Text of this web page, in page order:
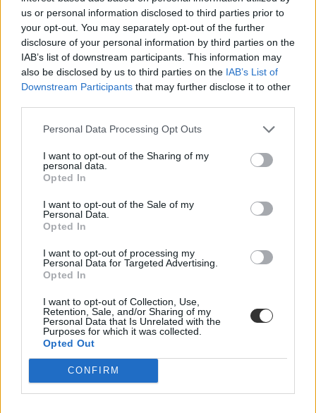
us or personal information disclosed to third parties prior to
your opt-out. You may separately opt-out of the further
disclosure of your personal information by third parties on the
IAB’s list of downstream participants. This information may
also be disclosed by us to third parties on the IAB’s List of
Downstream Participants that may further disclose it to other
Personal Data Processing Opt Outs
I want to opt-out of the Sharing of my
personal data.
Opted In
I want to opt-out of the Sale of my
Personal Data.
Opted In
I want to opt-out of processing my
Personal Data for Targeted Advertising.
Opted In
I want to opt-out of Collection, Use,
Retention, Sale, and/or Sharing of my
Personal Data that Is Unrelated with the
Purposes for which it was collected.
Opted Out
CONFIRM